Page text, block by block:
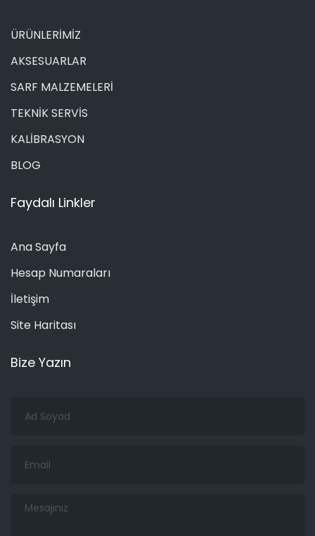
ÜRÜNLERİMİZ
AKSESUARLAR
SARF MALZEMELERİ
TEKNİK SERVİS
KALİBRASYON
BLOG
Faydalı Linkler
Ana Sayfa
Hesap Numaraları
İletişim
Site Haritası
Bize Yazın
Soyad
Mesajınız